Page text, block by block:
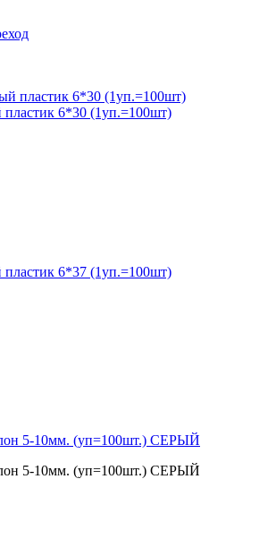
6*30 (1уп.=100шт)
6*37 (1уп.=100шт)
5-10мм. (уп=100шт.) СЕРЫЙ
5-10мм. (уп=100шт.) СЕРЫЙ